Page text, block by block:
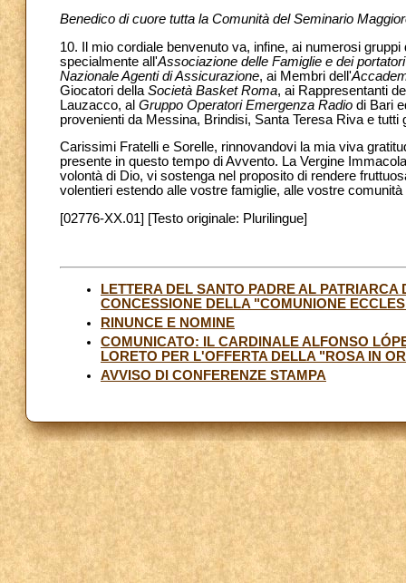
Benedico di cuore tutta la Comunità del Seminario
10. Il mio cordiale benvenuto va, infine, ai numerosi
specialmente all'Associazione delle Famiglie e dei
Nazionale Agenti di Assicurazione, ai Membri dell'
Giocatori della Società Basket Roma, ai Rappresentanti
Lauzacco, al Gruppo Operatori Emergenza Radio di Bari
provenienti da Messina, Brindisi, Santa Teresa Riva e tutti
Carissimi Fratelli e Sorelle, rinnovandovi la mia viva
presente in questo tempo di Avvento. La Vergine
volontà di Dio, vi sostenga nel proposito di rendere
volentieri estendo alle vostre famiglie, alle vostre
[02776-XX.01] [Testo originale: Plurilingue]
LETTERA DEL SANTO PADRE AL
CONCESSIONE DELLA "COMUNIONE
RINUNCE E NOMINE
COMUNICATO: IL CARDINALE ALFONSO
LORETO PER L'OFFERTA DELLA "ROSA IN
AVVISO DI CONFERENZE STAMPA